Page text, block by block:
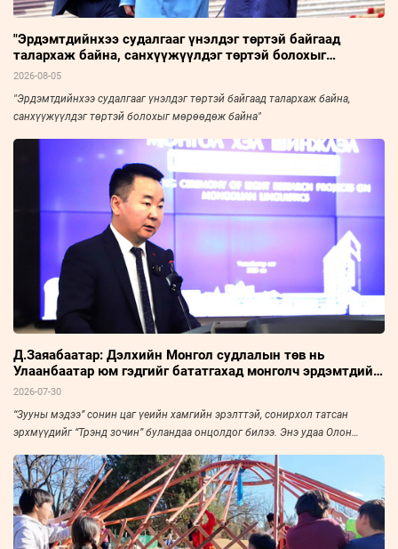
"Эрдэмтдийнхээ судалгааг үнэлдэг төртэй байгаад
талархаж байна, санхүүжүүлдэг төртэй болохыг
мөрөөдөж байна"
2026-08-05
"Эрдэмтдийнхээ судалгааг үнэлдэг төртэй байгаад талархаж байна,
санхүүжүүлдэг төртэй болохыг мөрөөдөж байна"
Д.Заяабаатар: Дэлхийн Монгол судлалын төв нь
Улаанбаатар юм гэдгийг бататгахад монголч эрдэмтдийн
хурал чухал нөлөөтэй
2026-07-30
“Зууны мэдээ” сонин цаг үеийн хамгийн эрэлттэй, сонирхол татсан
эрхмүүдийг “Трэнд зочин” буландаа онцолдог билээ. Энэ удаа Олон
доктор, профессор Д.Заяабаатарыг урьж, ярилцлаа.